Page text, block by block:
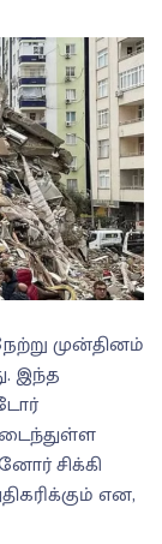
முன்தினம்
இந்த
சிக்கி
என,